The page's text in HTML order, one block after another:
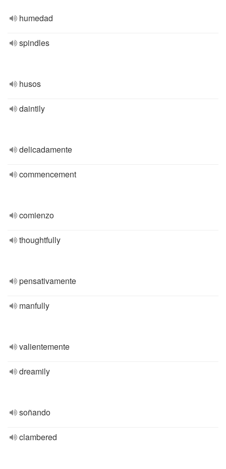
humedad
spindles
husos
daintily
delicadamente
commencement
comienzo
thoughtfully
pensativamente
manfully
valientemente
dreamily
soñando
clambered